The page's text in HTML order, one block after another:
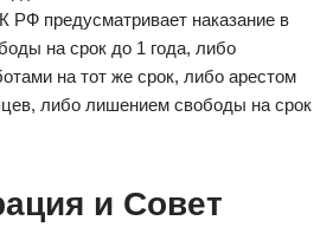
РФ предусматривает наказание в
на срок до 1 года, либо
на тот же срок, либо арестом
либо лишением свободы на срок
и Совет